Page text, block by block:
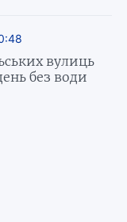
вулиць
без води